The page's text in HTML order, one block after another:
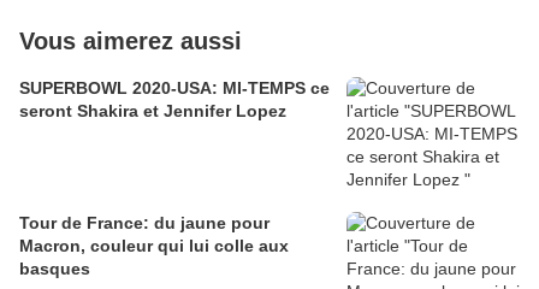
Vous aimerez aussi
SUPERBOWL 2020-USA: MI-TEMPS ce
seront Shakira et Jennifer Lopez
Tour de France: du jaune pour
Macron, couleur qui lui colle aux
basques